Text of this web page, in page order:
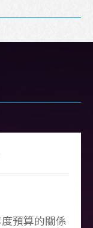
預算的關係